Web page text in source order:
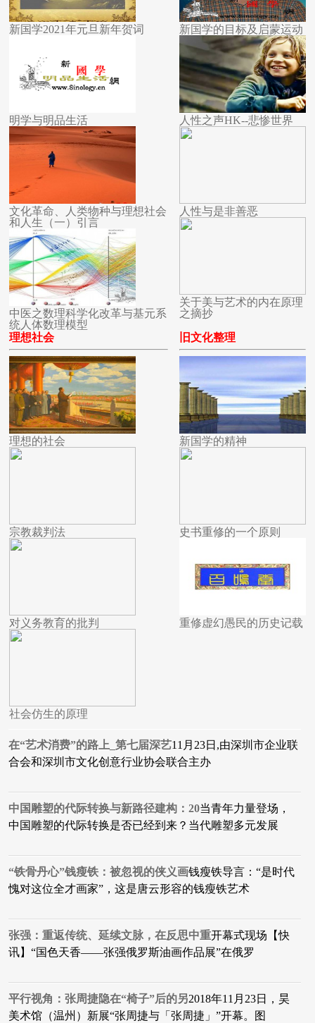
新国学2021年元旦新年贺词
明学与明品生活
文化革命、人类物种与理想社会
和人生（一）引言
中医之数理科学化改革与基元系
统人体数理模型
新国学的目标及启蒙运动
人性之声HK--悲惨世界
人性与是非善恶
关于美与艺术的内在原理
之摘抄
理想社会
理想的社会
宗教裁判法
对义务教育的批判
社会仿生的原理
旧文化整理
新国学的精神
史书重修的一个原则
重修虚幻愚民的历史记载
在“艺术消费”的路上_第七届深艺11月23日,由深圳市企业联
合会和深圳市文化创意行业协会联合主办
中国雕塑的代际转换与新路径建构：20当青年力量登场，
中国雕塑的代际转换是否已经到来？当代雕塑多元发展
“铁骨丹心”钱瘦铁：被忽视的侠义画钱瘦铁导言：“是时代
愧对这位全才画家”，这是唐云形容的钱瘦铁艺术
张强：重返传统、延续文脉，在反思中重开幕式现场【快
讯】“国色天香——张强俄罗斯油画作品展”在俄罗
平行视角：张周捷隐在“椅子”后的另2018年11月23日，昊
美术馆（温州）新展“张周捷与「张周捷」”开幕。图